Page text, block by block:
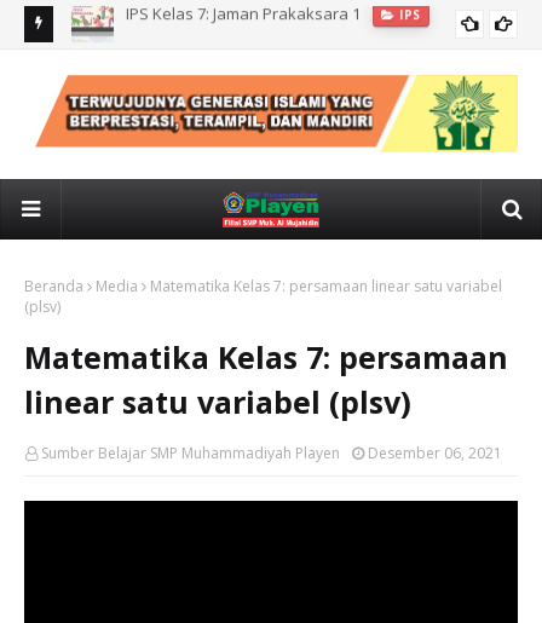
IPS
Beranda Media
Matematika Kelas 7: persamaan linear satu variabel
(plsv)
Matematika Kelas 7: persamaan
linear satu variabel (plsv)
Sumber Belajar SMP Muhammadiyah Playen Desember 06, 2021